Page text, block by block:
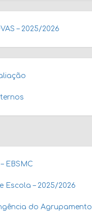
– 2025/2026
EBSMC
Escola – 2025/2026
do Agrupamento